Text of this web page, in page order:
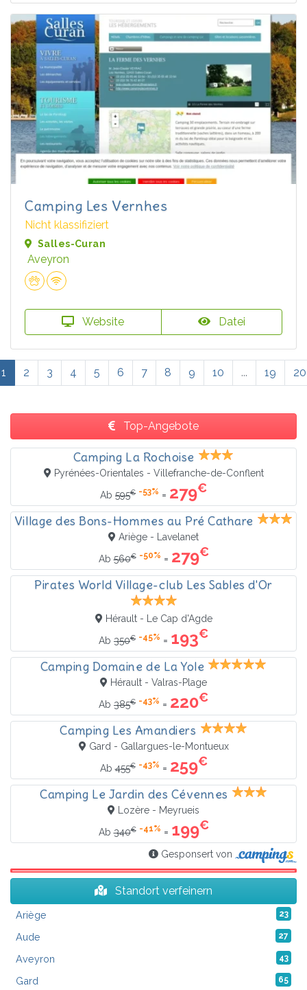
Camping Les Vernhes
Nicht klassifiziert
Salles-Curan
Aveyron
Website Datei
1 2 3 4 5 6 7 8 9 10 ... 19 20
Top-Angebote
Camping La Rochoise
Pyrénées-Orientales - Villefranche-de-Conflent
Ab 595€ -53% = 279€
Village des Bons-Hommes au Pré Cathare
Ariège - Lavelanet
Ab560€ -50% = 279€
Pirates World Village-club Les Sables d'Or
Hérault - Le Cap d'Agde
Ab 350€ -45% = 193€
Camping Domaine de La Yole
Hérault - Valras-Plage
Ab 385€ -43% = 220€
Camping Les Amandiers
Gard - Gallargues-le-Montueux
Ab455€ -43% = 259€
Camping Le Jardin des Cévennes
Lozère - Meyrueis
Ab340€ -41% = 199€
Gesponsert von
Standort verfeinern
Ariège 23
Aude 27
Aveyron 43
Gard 65